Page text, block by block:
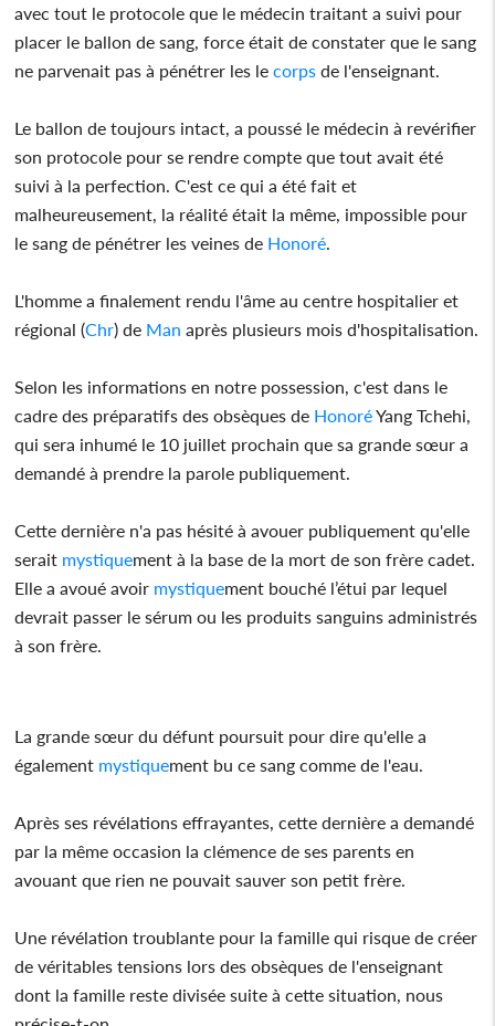
avec tout le protocole que le médecin traitant a suivi pour
placer le ballon de sang, force était de constater que le sang
ne parvenait pas à pénétrer les lecorps de l'enseignant.
Le ballon de toujours intact, a poussé le médecin à revérifier
son protocole pour se rendre compte que tout avait été
suivi à la perfection. C'est ce qui a été fait et
malheureusement, la réalité était la même, impossible pour
le sang de pénétrer les veines de Honoré
L'homme a finalement rendu l'âme au centre hospitalier et
régional (Chr) de Man après plusieurs mois d'hospitalisation.
Selon les informations en notre possession, c'est dans le
cadre des préparatifs des obsèques de HonoréYang Tchehi,
qui sera inhumé le 10 juillet prochain que sa grande sœur a
demandé à prendre la parole publiquement.
Cette dernière n'a pas hésité à avouer publiquement qu'elle
serait mystiquement à la base de la mort de son frère cadet.
Elle a avoué avoir mystiquement bouché l’étui par lequel
devrait passer le sérum ou les produits sanguins administrés
à son frère.
La grande sœur du défunt poursuit pour dire qu'elle a
également mystiquement bu ce sang comme de l'eau.
Après ses révélations effrayantes, cette dernière a demandé
par la même occasion la clémence de ses parents en
avouant que rien ne pouvait sauver son petit frère.
Une révélation troublante pour la famille qui risque de créer
de véritables tensions lors des obsèques de l'enseignant
dont la famille reste divisée suite à cette situation, nous